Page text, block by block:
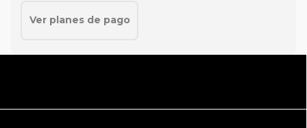
Ver planes de pago